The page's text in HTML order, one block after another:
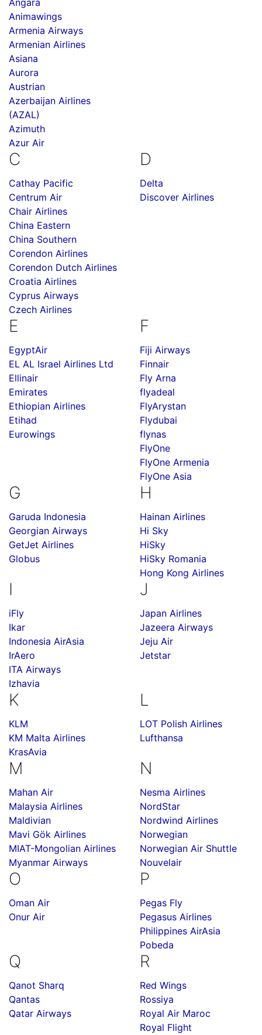
Angara
Animawings
Armenia Airways
Armenian Airlines
Asiana
Aurora
Austrian
Azerbaijan Airlines
(AZAL)
Azimuth
Azur Air
C
Cathay Pacific
Centrum Air
Chair Airlines
China Eastern
China Southern
Corendon Airlines
Corendon Dutch Airlines
Croatia Airlines
Cyprus Airways
Czech Airlines
D
Delta
Discover Airlines
E
EgyptAir
EL AL Israel Airlines Ltd
Ellinair
Emirates
Ethiopian Airlines
Etihad
Eurowings
F
Fiji Airways
Finnair
Fly Arna
flyadeal
FlyArystan
Flydubai
flynas
FlyOne
FlyOne Armenia
FlyOne Asia
G
Garuda Indonesia
Georgian Airways
GetJet Airlines
Globus
H
Hainan Airlines
Hi Sky
HiSky
HiSky Romania
Hong Kong Airlines
I
iFly
Ikar
Indonesia AirAsia
IrAero
ITA Airways
Izhavia
J
Japan Airlines
Jazeera Airways
Jeju Air
Jetstar
K
KLM
KM Malta Airlines
KrasAvia
L
LOT Polish Airlines
Lufthansa
M
Mahan Air
Malaysia Airlines
Maldivian
Mavi Gök Airlines
MIAT-Mongolian Airlines
Myanmar Airways
N
Nesma Airlines
NordStar
Nordwind Airlines
Norwegian
Norwegian Air Shuttle
Nouvelair
O
Oman Air
Onur Air
P
Pegas Fly
Pegasus Airlines
Philippines AirAsia
Pobeda
Q
Qanot Sharq
Qantas
Qatar Airways
R
Red Wings
Rossiya
Royal Air Maroc
Royal Flight